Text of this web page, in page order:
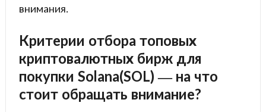
внимания.
Критерии отбора топовых
криптовалютных бирж для
покупки Solana(SOL) — на что
стоит обращать внимание?